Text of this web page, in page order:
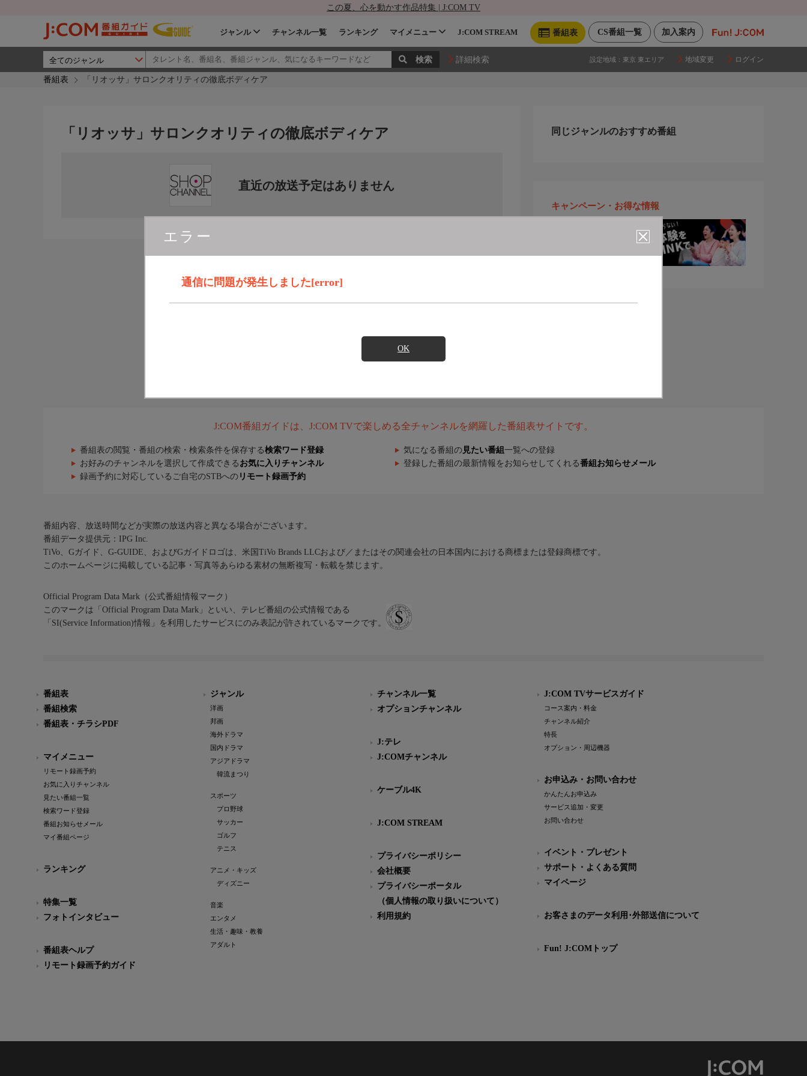
この夏、心を動かす作品特集 | J:COM TV
加入案内
CS番組一覧
番組表
ジャンル チャンネル一覧 ランキング マイメニュー J:COM STREAM
詳細検索 設定地域： 東京 東エリア 地域変更 ログイン
番組表 「リオッサ」サロンクオリティの徹底ボディケア
エラー
通信に問題が発生しました[error]
OK
「リオッサ」サロンクオリティの徹底ボディケア
直近の放送予定はありません
同じジャンルのおすすめ番組
キャンペーン・お得な情報
J:COM番組ガイドは、J:COM TVで楽しめる全チャンネルを網羅した番組表サイトです。
番組表の閲覧・番組の検索・検索条件を保存する検索ワード登録 気になる番組の 見たい番組 一覧への登録
お好みのチャンネルを選択して作成できる お気に入りチャンネル 登録した番組の最新情報をお知らせしてくれる番組お知らせメール
録画予約に対応しているご自宅のSTBへの リモート録画予約
番組内容、放送時間などが実際の放送内容と異なる場合がございます。
番組データ提供元：IPG Inc.
TiVo、Gガイド、G-GUIDE、およびGガイドロゴは、米国TiVo Brands LLCおよび／またはその関連会社の日本国内における商標または登録商標です。
このホームページに掲載している記事・写真等あらゆる素材の無断複写・転載を禁じます。
Official Program Data Mark（公式番組情報マーク）
このマークは「Official Program Data Mark」といい、テレビ番組の公式情報である
「SI(Service Information)情報」を利用したサービスにのみ表記が許されているマークです。
番組表
番組検索
番組表・チラシPDF
マイメニュー
リモート録画予約
お気に入りチャンネル
見たい番組一覧
検索ワード登録
番組お知らせメール
マイ番組ページ
ランキング
特集一覧
フォトインタビュー
番組表ヘルプ
リモート録画予約ガイド
ジャンル
洋画
邦画
海外ドラマ
国内ドラマ
アジアドラマ
韓流まつり
スポーツ
プロ野球
サッカー
ゴルフ
テニス
アニメ・キッズ
ディズニー
音楽
エンタメ
生活・趣味・教養
アダルト
チャンネル一覧
オプションチャンネル
J:テレ
J:COMチャンネル
ケーブル4K
J:COM STREAM
プライバシーポリシー
会社概要
プライバシーポータル
（個人情報の取り扱いについて）
利用規約
J:COM TVサービスガイド
コース案内・料金
チャンネル紹介
特長
オプション・周辺機器
お申込み・お問い合わせ
かんたんお申込み
サービス追加・変更
お問い合わせ
イベント・プレゼント
サポート・よくある質問
マイページ
お客さまのデータ利用･外部送信について
Fun! J:COMトップ